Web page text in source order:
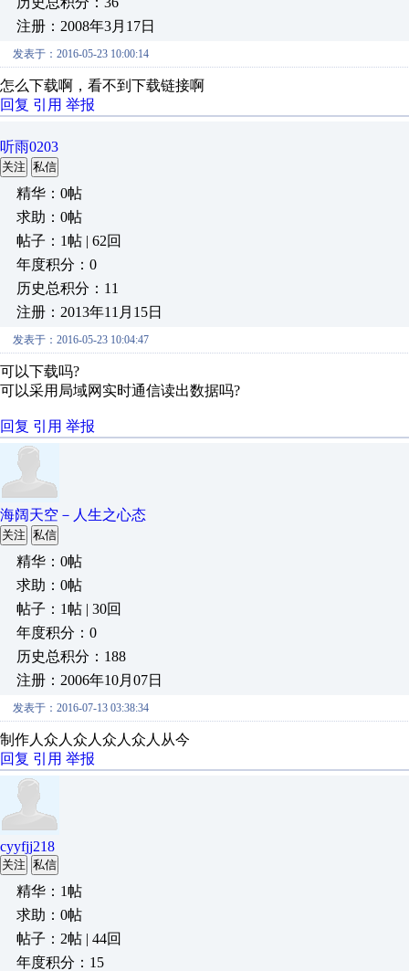
注册：2008年3月17日
发表于：2016-05-23 10:00:14
怎么下载啊，看不到下载链接啊
回复 引用 举报
听雨0203
关注 私信
精华：0帖
求助：0帖
帖子：1帖 | 62回
年度积分：0
历史总积分：11
注册：2013年11月15日
发表于：2016-05-23 10:04:47
可以下载吗?
可以采用局域网实时通信读出数据吗?
回复 引用 举报
海阔天空－人生之心态
关注 私信
精华：0帖
求助：0帖
帖子：1帖 | 30回
年度积分：0
历史总积分：188
注册：2006年10月07日
发表于：2016-07-13 03:38:34
制作人众人众人众人众人从今
回复 引用 举报
cyyfjj218
关注 私信
精华：1帖
求助：0帖
帖子：2帖 | 44回
年度积分：15